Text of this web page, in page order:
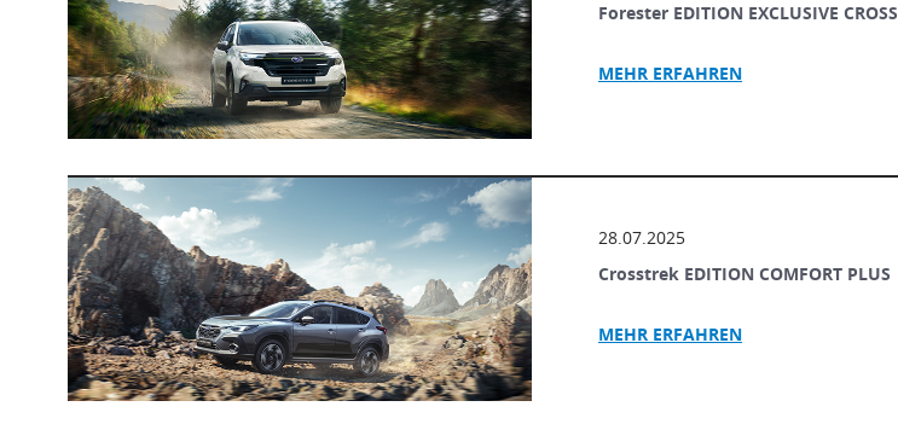
Forester EDITION EXCLUSIVE CROSS
MEHR ERFAHREN
28.07.2025
Crosstrek EDITION COMFORT PLUS
MEHR ERFAHREN